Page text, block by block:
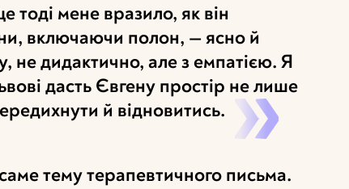
тоді мене вразило, як він
включаючи полон, — ясно й
не дидактично, але з емпатією. Я
дасть Євгену простір не лише
й відновитись.
тему терапевтичного письма.